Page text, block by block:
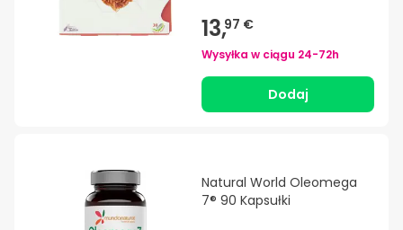
13,97 €
Wysyłka w ciągu 24-72h
Dodaj
Natural World Oleomega
7® 90 Kapsułki